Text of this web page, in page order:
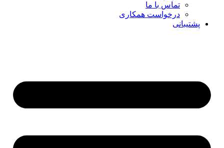
تماس با ما
درخواست همکاری
پشتیبانی